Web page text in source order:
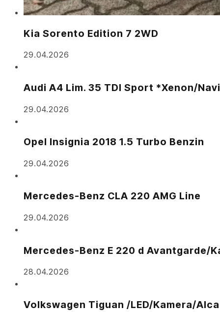
Kia Sorento Edition 7 2WD
29.04.2026
Audi A4 Lim. 35 TDI Sport *Xenon/
29.04.2026
Opel Insignia 2018 1.5 Turbo Benzin
29.04.2026
Mercedes-Benz CLA 220 AMG Line
29.04.2026
Mercedes-Benz E 220 d Avantgarde/
28.04.2026
Volkswagen Tiguan /LED/Kamera/